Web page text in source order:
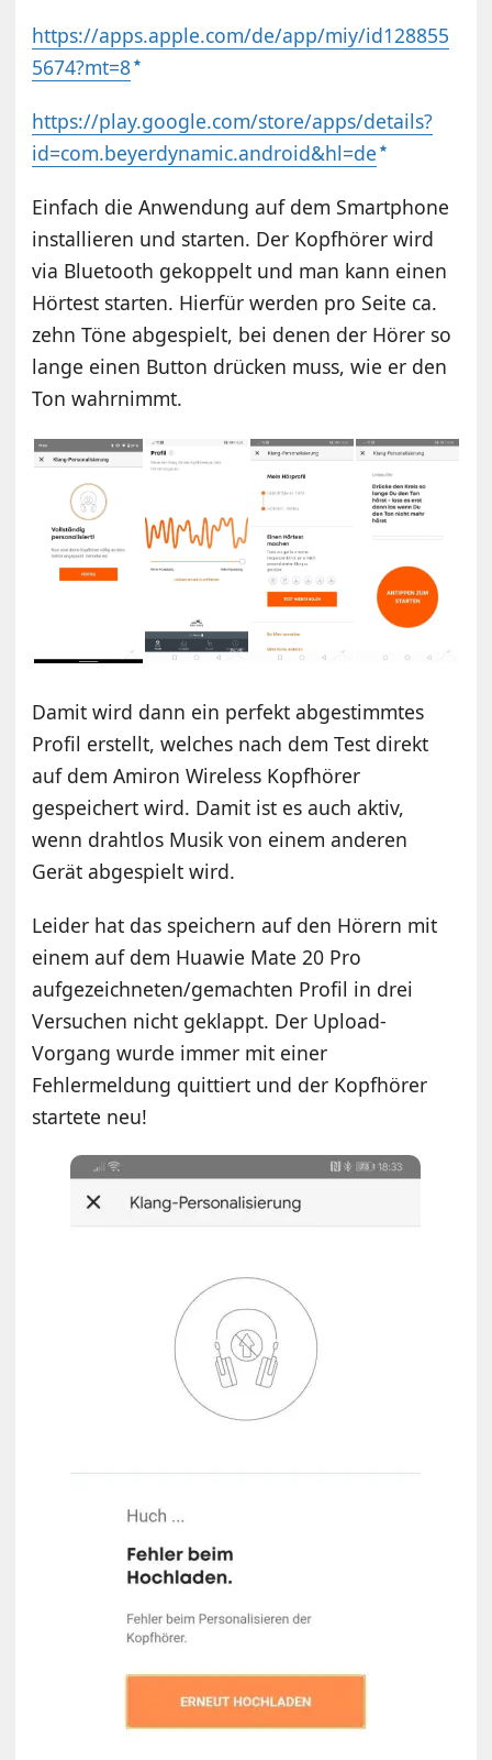
https://apps.apple.com/de/app/miy/id128855
5674?mt=8
https://play.google.com/store/apps/details?
id=com.beyerdynamic.android&hl=de
Einfach die Anwendung auf dem Smartphone
installieren und starten. Der Kopfhörer wird
via Bluetooth gekoppelt und man kann einen
Hörtest starten. Hierfür werden pro Seite ca.
zehn Töne abgespielt, bei denen der Hörer so
lange einen Button drücken muss, wie er den
Ton wahrnimmt.
Damit wird dann ein perfekt abgestimmtes
Profil erstellt, welches nach dem Test direkt
auf dem Amiron Wireless Kopfhörer
gespeichert wird. Damit ist es auch aktiv,
wenn drahtlos Musik von einem anderen
Gerät abgespielt wird.
Leider hat das speichern auf den Hörern mit
einem auf dem Huawie Mate 20 Pro
aufgezeichneten/gemachten Profil in drei
Versuchen nicht geklappt. Der Upload-
Vorgang wurde immer mit einer
Fehlermeldung quittiert und der Kopfhörer
startete neu!